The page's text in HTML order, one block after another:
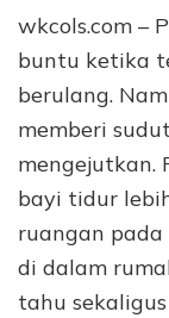
wkcols.com –
buntu ketika
berulang.
memberi
mengejutkan.
bayi tidur
ruangan pada
di dalam
tahu